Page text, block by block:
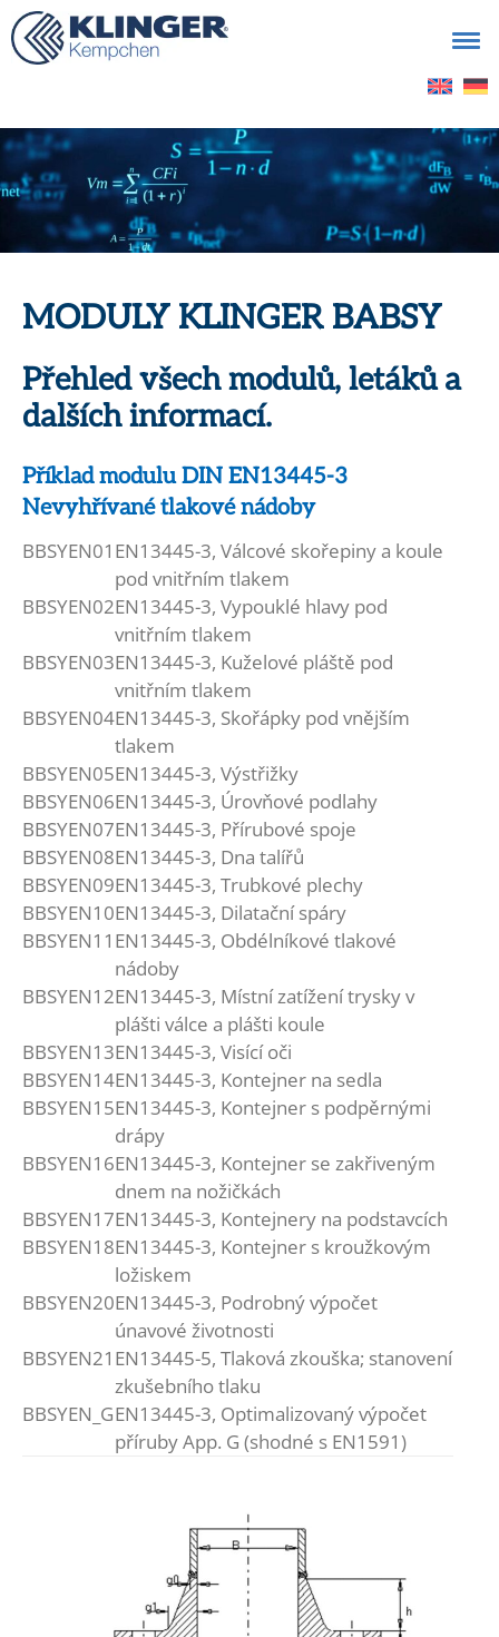
MODULY KLINGER BABSY
Přehled všech modulů, letáků a
dalších informací.
Příklad modulu DIN EN13445-3
Nevyhřívané tlakové nádoby
BBSYEN01 EN13445-3, Válcové skořepiny a koule
pod vnitřním tlakem
BBSYEN02EN13445-3, Vypouklé hlavy pod
vnitřním tlakem
BBSYEN03EN13445-3, Kuželové pláště pod
vnitřním tlakem
BBSYEN04EN13445-3, Skořápky pod vnějším
tlakem
BBSYEN05EN13445-3, Výstřižky
BBSYEN06EN13445-3, Úrovňové podlahy
BBSYEN07EN13445-3, Přírubové spoje
BBSYEN08EN13445-3, Dna talířů
BBSYEN09EN13445-3, Trubkové plechy
BBSYEN10EN13445-3, Dilatační spáry
BBSYEN11 EN13445-3, Obdélníkové tlakové
nádoby
BBSYEN12EN13445-3, Místní zatížení trysky v
plášti válce a plášti koule
BBSYEN13EN13445-3, Visící oči
BBSYEN14EN13445-3, Kontejner na sedla
BBSYEN15EN13445-3, Kontejner s podpěrnými
drápy
BBSYEN16EN13445-3, Kontejner se zakřiveným
dnem na nožičkách
BBSYEN17EN13445-3, Kontejnery na podstavcích
BBSYEN18EN13445-3, Kontejner s kroužkovým
ložiskem
BBSYEN20EN13445-3, Podrobný výpočet
únavové životnosti
BBSYEN21 EN13445-5, Tlaková zkouška; stanovení
zkušebního tlaku
BBSYEN_GEN13445-3, Optimalizovaný výpočet
příruby App. G (shodné s EN1591)